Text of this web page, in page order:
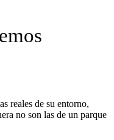
reales de su entorno,
no son las de un parque